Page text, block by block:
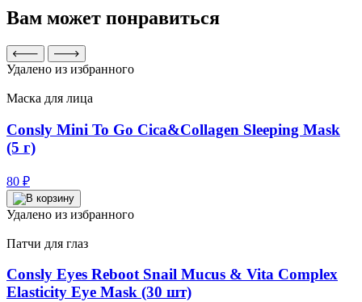
Вам может понравиться
Удалено из избранного
Маска для лица
Consly Mini To Go Cica&Collagen Sleeping Mask
(5 г)
80 ₽
Удалено из избранного
Патчи для глаз
Consly Eyes Reboot Snail Mucus & Vita Complex
Elasticity Eye Mask (30 шт)